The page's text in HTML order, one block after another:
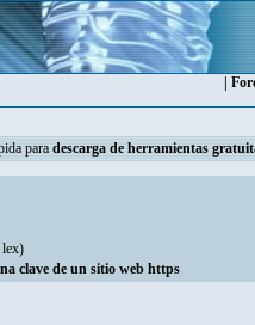
para descarga de herramientas
lex)
clave de un sitio web https